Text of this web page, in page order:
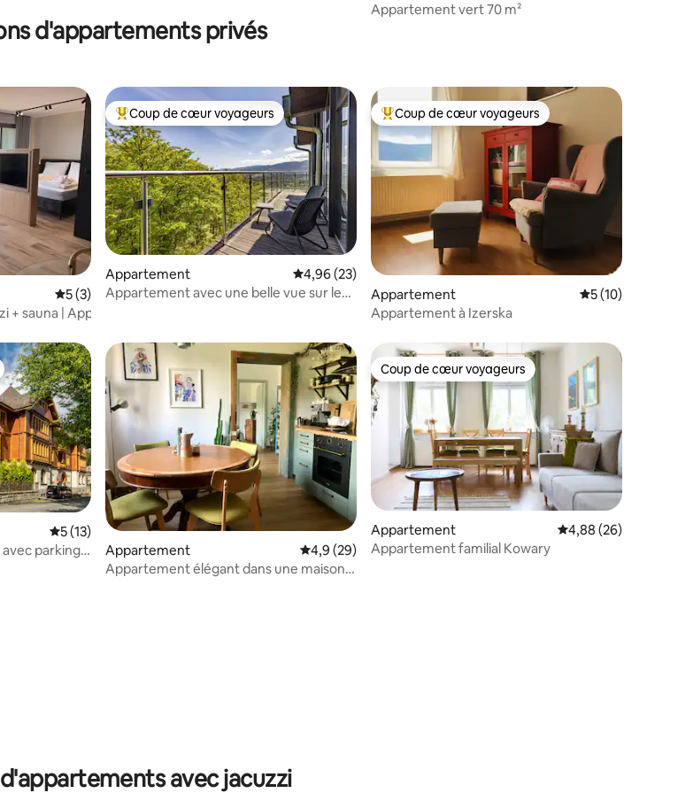
Appartement vert 70 m²
d'appartements privés
: 4,8 sur 5
Évaluation moyenne sur la base de 3 commentaires : 5 sur 5
5 (3)
+ sauna | Appartement 207
Coups de cœur voyageurs les plus appréciés
Coup de cœur voyageurs
Appartement Évaluation moyenne sur la base de 23 commentaires : 4,96 sur 5
4,96 (23)
Appartement avec une belle vue sur les
Coups de cœur voyageurs les plus appréciés
Coup de cœur voyageurs
Appartement Évaluation
5 (10)
Appartement à Izerska
: 4,99 sur 5
Évaluation moyenne sur la base de 13 commentaires : 5 sur 5
5 (13)
parking
Appartement Évaluation moyenne sur la base de 29 commentaires : 4,9 sur 5
4,9 (29)
Appartement élégant dans une maison
Coup de cœur voyageurs
Coup de cœur voyageurs
Appartement Évaluation moyenne
4,88 (26)
Appartement familial Kowary
avec jacuzzi